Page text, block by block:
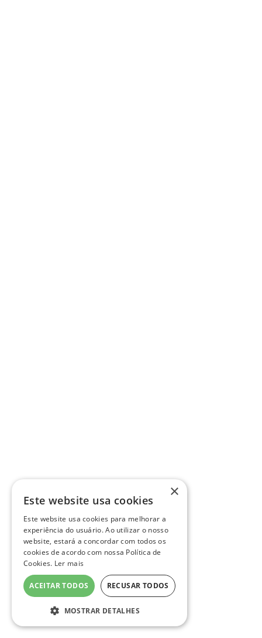
×
Este website usa cookies
Este website usa cookies para melhorar a
experiência do usuário. Ao utilizar o nosso
website, estará a concordar com todos os
cookies de acordo com nossa Política de
Cookies. Ler mais
ACEITAR TODOS RECUSAR TODOS
MOSTRAR DETALHES